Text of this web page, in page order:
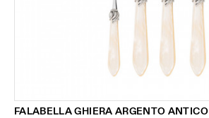
FALABELLA GHIERA ARGENTO ANTICO